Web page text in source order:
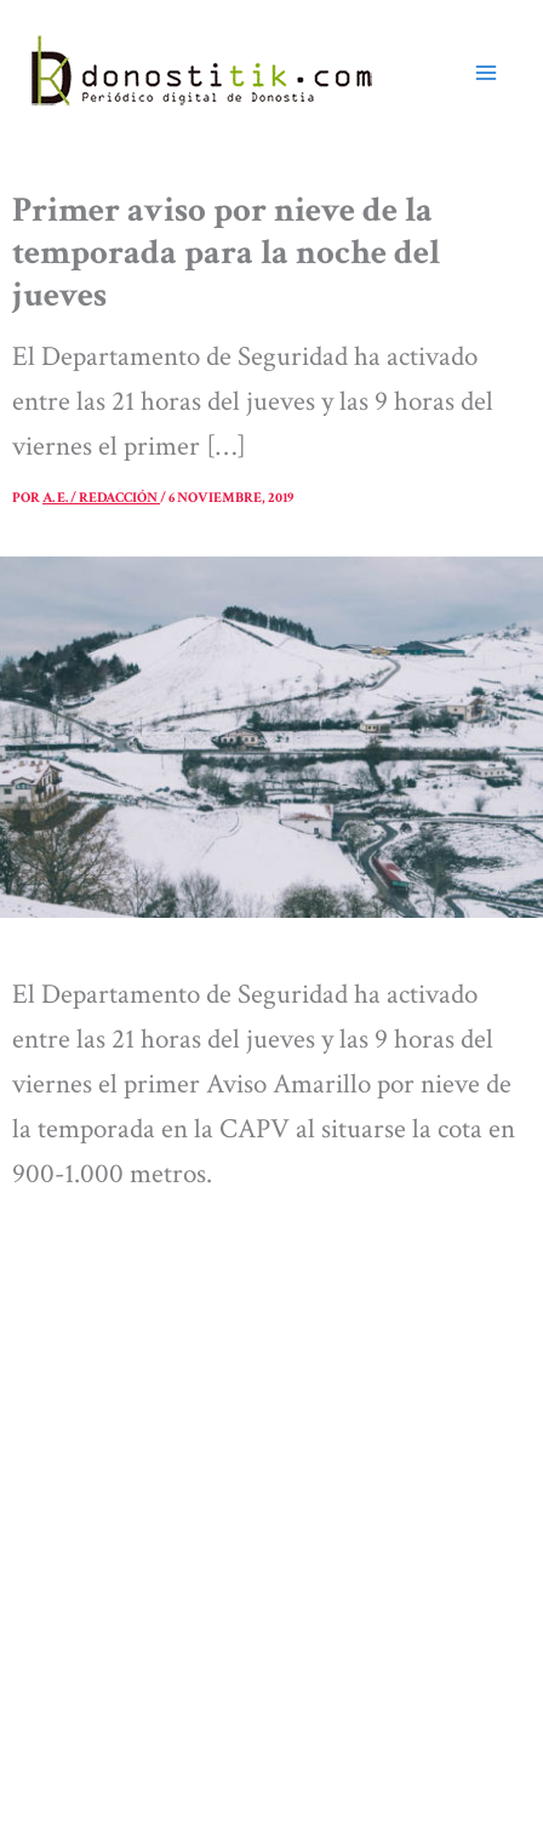
contenido
Primer aviso por nieve de la
temporada para la noche del
jueves
El Departamento de Seguridad ha activado
entre las 21 horas del jueves y las 9 horas del
viernes el primer […]
PORA. E. / REDACCIÓN/6 NOVIEMBRE, 2019
El Departamento de Seguridad ha activado
entre las 21 horas del jueves y las 9 horas del
viernes el primer Aviso Amarillo por nieve de
la temporada en la CAPV al situarse la cota en
900-1.000 metros.